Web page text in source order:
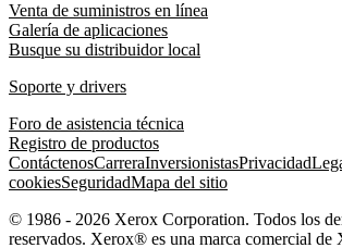
Venta de suministros en línea
Galería de aplicaciones
Busque su distribuidor local
Soporte y drivers
Foro de asistencia técnica
Registro de productos
ContáctenosCarreraInversionistasPrivacidad
cookiesSeguridadMapa del sitio
© 1986 - 2026 Xerox Corporation. Todos los
reservados. Xerox® es una marca comercial